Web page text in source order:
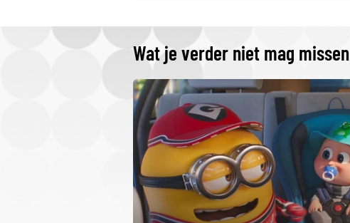
Wat je verder niet mag missen